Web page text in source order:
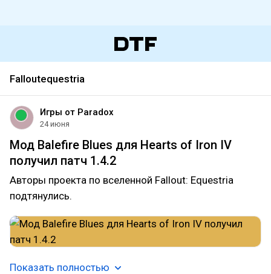
Falloutequestria
Игры от Paradox
24 июня
Мод Balefire Blues для Hearts of Iron IV
получил патч 1.4.2
Авторы проекта по вселенной Fallout: Equestria
подтянулись.
Показать полностью